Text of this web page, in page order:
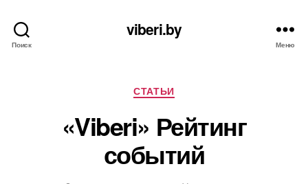
Поиск
viberi.by
Меню
Рубрики
СТАТЬИ
«Viberi» Рейтинг
событий